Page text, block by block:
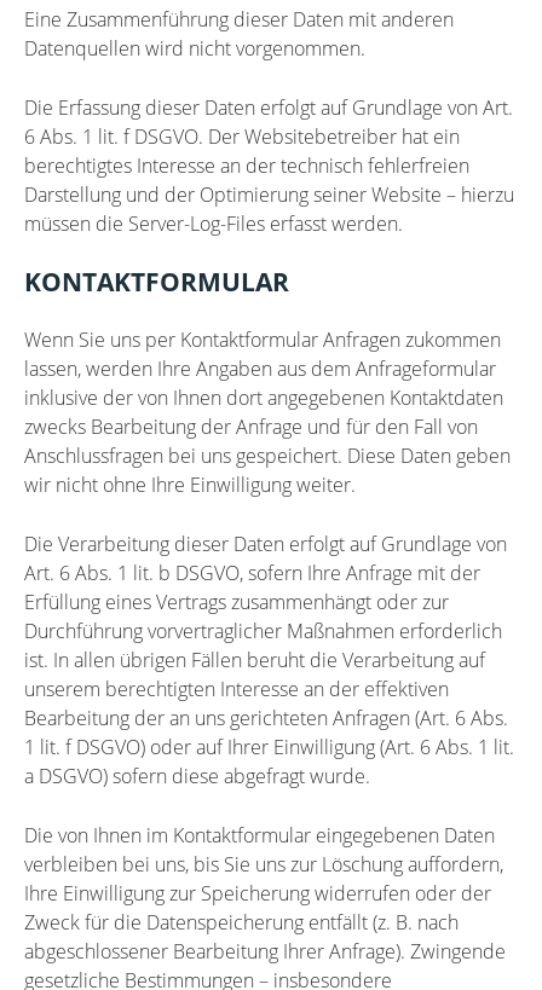
Eine Zusammenführung dieser Daten mit anderen
Datenquellen wird nicht vorgenommen.
Die Erfassung dieser Daten erfolgt auf Grundlage von Art.
6 Abs. 1 lit. f DSGVO. Der Websitebetreiber hat ein
berechtigtes Interesse an der technisch fehlerfreien
Darstellung und der Optimierung seiner Website – hierzu
müssen die Server-Log-Files erfasst werden.
KONTAKTFORMULAR
Wenn Sie uns per Kontaktformular Anfragen zukommen
lassen, werden Ihre Angaben aus dem Anfrageformular
inklusive der von Ihnen dort angegebenen Kontaktdaten
zwecks Bearbeitung der Anfrage und für den Fall von
Anschlussfragen bei uns gespeichert. Diese Daten geben
wir nicht ohne Ihre Einwilligung weiter.
Die Verarbeitung dieser Daten erfolgt auf Grundlage von
Art. 6 Abs. 1 lit. b DSGVO, sofern Ihre Anfrage mit der
Erfüllung eines Vertrags zusammenhängt oder zur
Durchführung vorvertraglicher Maßnahmen erforderlich
ist. In allen übrigen Fällen beruht die Verarbeitung auf
unserem berechtigten Interesse an der effektiven
Bearbeitung der an uns gerichteten Anfragen (Art. 6 Abs.
1 lit. f DSGVO) oder auf Ihrer Einwilligung (Art. 6 Abs. 1 lit.
a DSGVO) sofern diese abgefragt wurde.
Die von Ihnen im Kontaktformular eingegebenen Daten
verbleiben bei uns, bis Sie uns zur Löschung auffordern,
Ihre Einwilligung zur Speicherung widerrufen oder der
Zweck für die Datenspeicherung entfällt (z. B. nach
abgeschlossener Bearbeitung Ihrer Anfrage). Zwingende
gesetzliche Bestimmungen – insbesondere